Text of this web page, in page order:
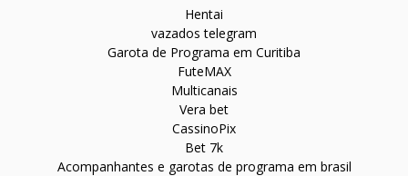
Hentai
vazados telegram
Garota de Programa em Curitiba
FuteMAX
Multicanais
Vera bet
CassinoPix
Bet 7k
Acompanhantes e garotas de programa em brasil